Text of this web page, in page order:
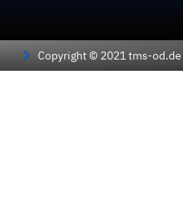
Copyright © 2021 tms-od.de